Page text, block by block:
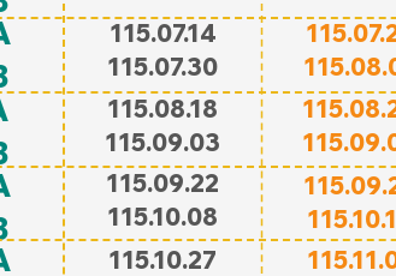
115.07.14
115.07.30
115.08.18
115.09.03
115.09.22
115.10.08
115.10.27